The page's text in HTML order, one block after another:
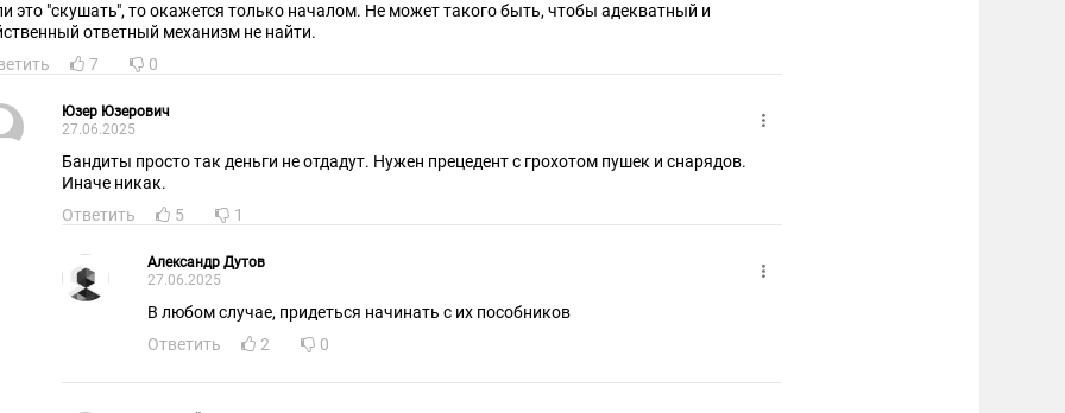
это "скушать", то окажется только началом. Не может такого быть, чтобы адекватный и
ответный механизм не найти.
7 0
Юзер Юзерович
27.06.2025
Бандиты просто так деньги не отдадут. Нужен прецедент с грохотом пушек и снарядов.
Иначе никак.
Ответить
5 1
Александр Дутов
27.06.2025
В любом случае, придеться начинать с их пособников
Ответить
2 0